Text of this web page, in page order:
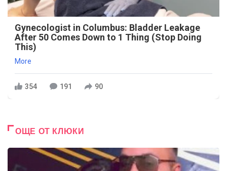
Gynecologist in Columbus: Bladder Leakage
After 50 Comes Down to 1 Thing (Stop Doing
This)
More
354 191 90
ОЩЕ ОТ КЛЮКИ